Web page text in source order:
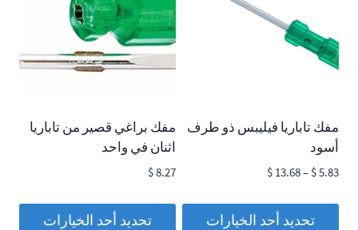
المختلفة
لهذا
المنتج.
اختيار
الخيارات
على
صفحة
المنتج
الأشكال
المختلفة
لهذا
المنتج.
اختيار
الخيارات
صفحة
المنتج
مفك تاباريا فيليبس ذو طرف
أسود
$5.83
–
$ 13.68
من
تحديد أحد الخيارات
مفك براغي قصير من تاباريا
اثنان في واحد
$8.27
تحديد أحد الخيارات